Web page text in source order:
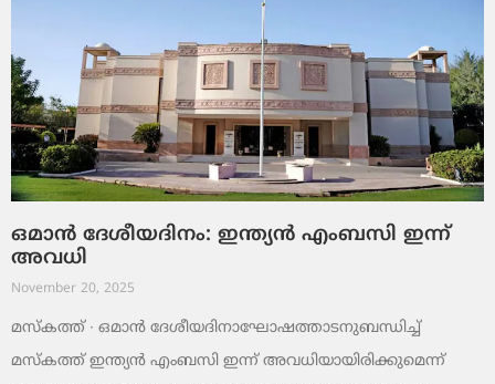
ഒമാൻ ദേശീയദിനം: ഇന്ത്യൻ എംബസി ഇന്ന്
അവധി
November 20, 2025
മസ്‌കത്ത് ∙ ഒമാൻ ദേശീയദിനാഘോഷത്താടനുബന്ധിച്ച്
മസ്‌കത്ത് ഇന്ത്യൻ എംബസി ഇന്ന് അവധിയായിരിക്കുമെന്ന്